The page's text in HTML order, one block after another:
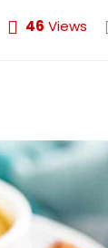
46 Views